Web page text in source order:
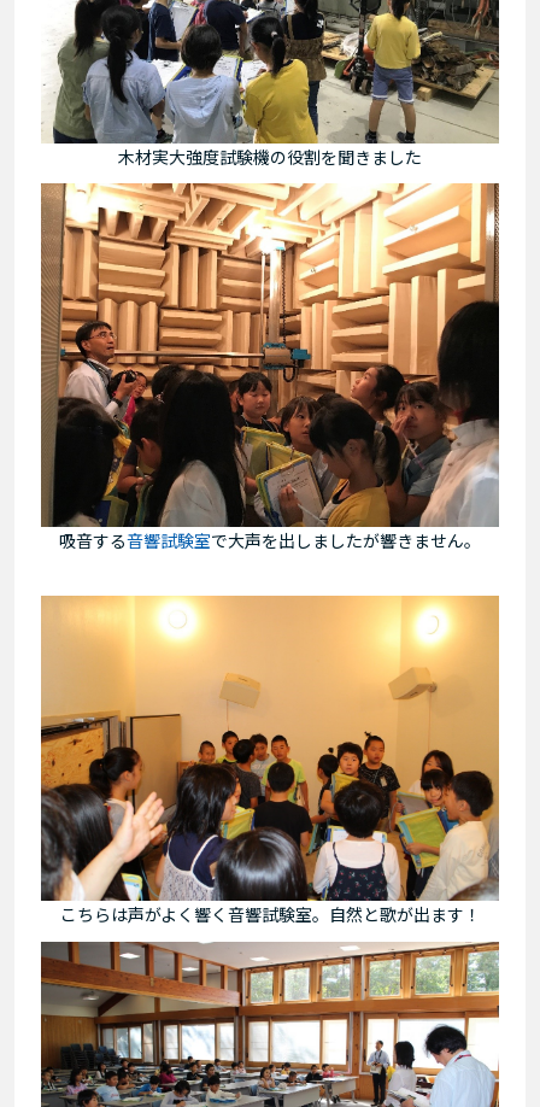
木材実大強度試験機の役割を聞きました
吸音する音響試験室で大声を出しましたが響きません。
こちらは声がよく響く音響試験室。自然と歌が出ます！